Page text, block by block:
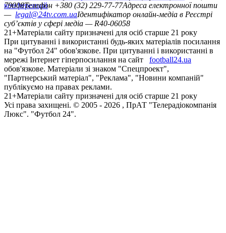
конференцій
79008Телефон +380 (32) 229-77-77Адреса електронної пошти
— legal@24tv.com.uaІдентифікатор онлайн-медіа в Реєстрі
суб’єктів у сфері медіа — R40-06058
21+Матеріали сайту призначені для осіб старше 21 року
При цитуванні і використанні будь-яких матеріалів посилання
на "Футбол 24" обов'язкове. При цитуванні і використанні в
мережі Інтернет гіперпосилання на сайт
football24.ua
обов'язкове. Матеріали зі знаком "Спецпроект",
"Партнерський матеріал", "Реклама", "Новини компаній"
публікуємо на правах реклами.
21+Матеріали сайту призначені для осіб старше 21 року
Усi права захищенi. © 2005 - 2026 , ПрАТ "Телерадіокомпанія
Люкс". "Футбол 24".